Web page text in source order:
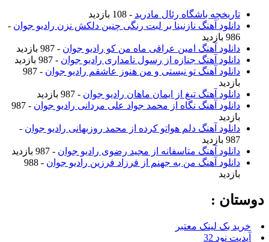
تاریخچه باشگاه رئال مادرید - 108 بازدید
دانلود آهنگ نازنینا بر لبت رنگی چنین دلکش نزن رادیو جوان -
986 بازدید
دانلود آهنگ امین عراقی ماه من کو رادیو جوان - 987 بازدید
دانلود آهنگ جنازه از رسول نامداری رادیو جوان - 987 بازدید
دانلود آهنگ تو نیستی و من هنوز عاشقم رادیو جوان
- 987
بازدید
دانلود آهنگ تیغ از ایمان ماهان رادیو جوان - 987 بازدید
دانلود آهنگ نگاه از محمد جواد علی مردانی رادیو جوان
- 987
بازدید
دانلود آهنگ دلم هواتو کرده از محمد روزبهانی رادیو جوان -
987 بازدید
دانلود آهنگ متاسفانه از مجید رضوی رادیو جوان - 987 بازدید
دانلود آهنگ من به جهنم از فرزاد فرزین رادیو جوان
- 988
بازدید
دوستان :
خرید بک لینک معتبر
آپدیت نود 32